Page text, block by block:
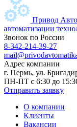
Привод
автоматизации
Звонок по России
8-342-214-39-27
Адрес компании
г. Пермь, ул.
ПН-ПТ с 6:30 до
Отправить заявку
О компании
Клиенты
Вакансии